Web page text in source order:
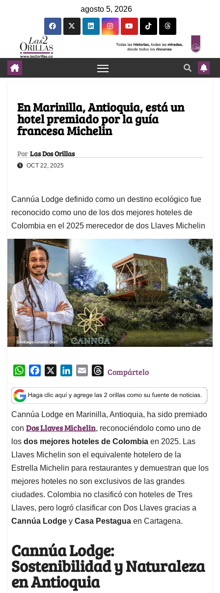
agosto 5, 2026
En Marinilla, Antioquia, está un
hotel premiado por la guía
francesa Michelin
Por Las Dos Orillas
OCT 22, 2025
Cannúa Lodge definido como un destino ecológico fue
reconocido como uno de los dos mejores hoteles de
Colombia en el 2025 merecedor de dos Llaves Michelin
W
a
t
s
A
p
p
c
e
b
o
o
k
n
k
e
d
I
n
a
i
l
T
r
e
a
d
s
Compártelo
Cannúa Lodge en Marinilla, Antioquia, ha sido premiado
con Dos Llaves Michelin, reconociéndolo como uno de
los dos mejores hoteles de Colombia en 2025. Las
Llaves Michelin son el equivalente hotelero de la
Estrella Michelin para restaurantes y demuestran que los
mejores hoteles no son exclusivos de las grandes
ciudades. Colombia no clasificó con hoteles de Tres
Llaves, pero logró clasificar con Dos Llaves gracias a
Cannúa Lodge y Casa Pestagua en Cartagena.
Cannúa Lodge:
Sostenibilidad y Naturaleza
en Antioquia